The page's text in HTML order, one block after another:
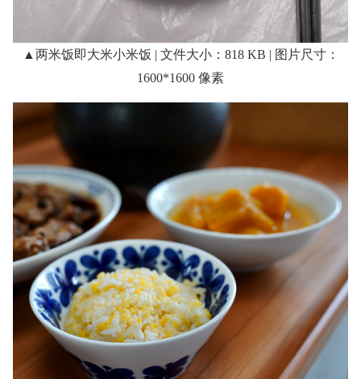
▲两米饭即大米小米饭 | 文件大小：818 KB | 图片尺寸：
1600*1600 像素